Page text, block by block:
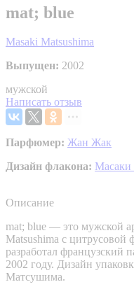
mat; blue
Masaki Matsushima
Выпущен: 2002
мужской
Написать отзыв
Парфюмер: Жан Жак
Дизайн флакона:
Описание
mat; blue — это мужской
Matsushima с
разработал
2002 году. Дизайн
Матсушима.